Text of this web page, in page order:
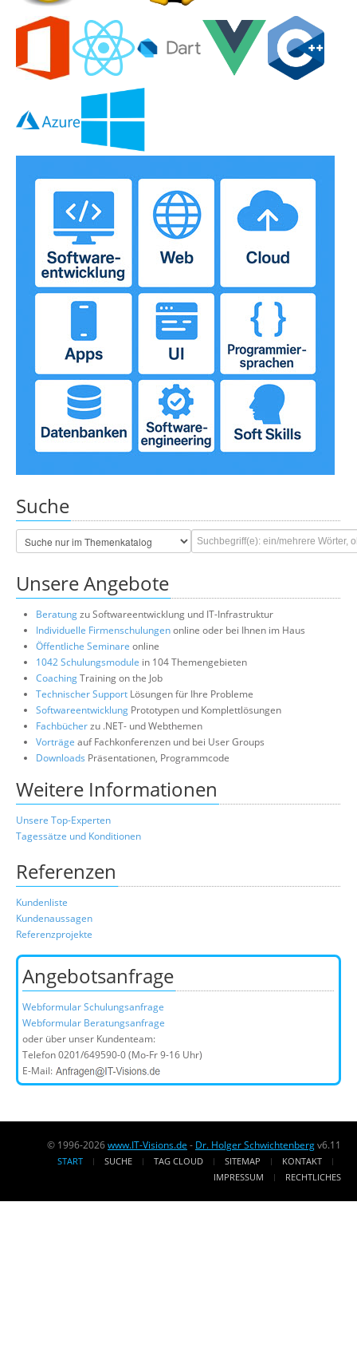
Suche
Unsere Angebote
Beratungzu Softwareentwicklung und IT-Infrastruktur
Individuelle Firmenschulungenonline oder bei Ihnen im Haus
Öffentliche Seminare online
1042 Schulungsmodule in 104 Themengebieten
CoachingTraining on the Job
Technischer Support Lösungen für Ihre Probleme
Softwareentwicklung Prototypen und Komplettlösungen
Fachbücherzu .NET- und Webthemen
Vorträge auf Fachkonferenzen und bei User Groups
Downloads Präsentationen, Programmcode
Weitere Informationen
Unsere Top-Experten
Tagessätze und Konditionen
Referenzen
Kundenliste
Kundenaussagen
Referenzprojekte
Angebotsanfrage
Webformular Schulungsanfrage
Webformular Beratungsanfrage
oder über unser Kundenteam:
Telefon0201/649590-0(Mo-Fr 9-16 Uhr)
E-Mail:
© 1996-2026www.IT-Visions.de - Dr. Holger Schwichtenbergv6.11
START SUCHE TAG CLOUD SITEMAP
KONTAKT
IMPRESSUM
RECHTLICHES